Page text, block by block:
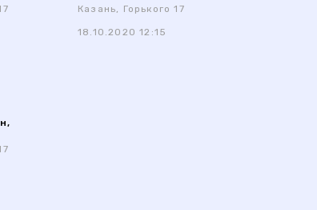
Казань, Горького 17
18.10.2020 12:15